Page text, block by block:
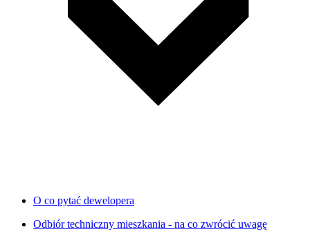
O co pytać dewelopera
Odbiór techniczny mieszkania - na co zwrócić uwagę